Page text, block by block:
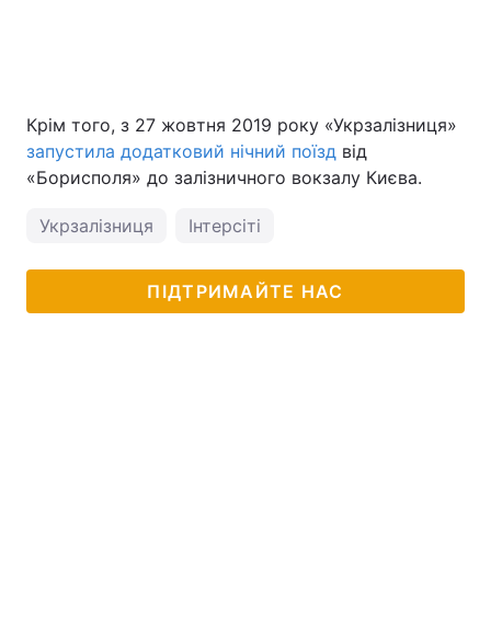
Крім того, з 27 жовтня 2019 року «Укрзалізниця»
запустила додатковий нічний поїзд від
«Борисполя» до залізничного вокзалу Києва.
Укрзалізниця Інтерсіті
ПІДТРИМАЙТЕ НАС